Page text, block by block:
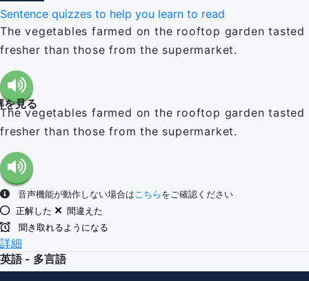
Sentence quizzes to help you learn to read
The vegetables farmed on the rooftop garden tasted
fresher than those from the supermarket.
を見る
The vegetables farmed on the rooftop garden tasted
fresher than those from the supermarket.
音声機能が動作しない場合は こちら をご確認ください
正解した
間違えた
聞き取れるようになる
詳細
英語 - 多言語